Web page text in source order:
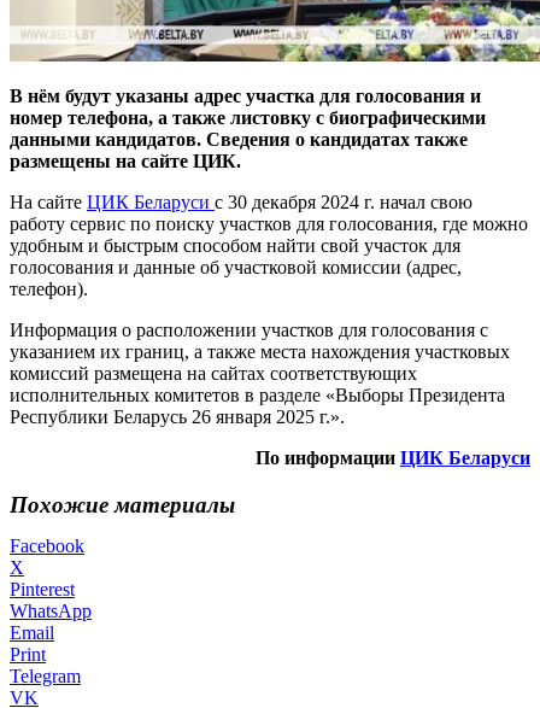
В нём будут указаны адрес участка для голосования и
номер телефона, а также листовку с биографическими
данными кандидатов. Сведения о кандидатах также
размещены на сайте ЦИК.
На сайте ЦИК Беларуси с 30 декабря 2024 г. начал свою
работу сервис по поиску участков для голосования, где можно
удобным и быстрым способом найти свой участок для
голосования и данные об участковой комиссии (адрес,
телефон).
Информация о расположении участков для голосования с
указанием их границ, а также места нахождения участковых
комиссий размещена на сайтах соответствующих
исполнительных комитетов в разделе «Выборы Президента
Республики Беларусь 26 января 2025 г.».
По информации ЦИК Беларуси
Похожие материалы
Facebook
X
Pinterest
WhatsApp
Email
Print
Telegram
VK